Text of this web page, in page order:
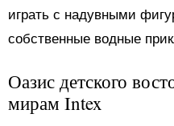
играть с надувными
собственные водные
Оазис детского
мирам Intex